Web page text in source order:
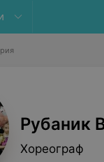
Рубаник
Хореограф